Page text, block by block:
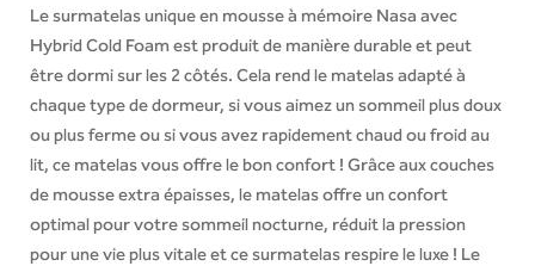
Le surmatelas unique en mousse à mémoire Nasa avec
Hybrid Cold Foam est produit de manière durable et peut
être dormi sur les 2 côtés. Cela rend le matelas adapté à
chaque type de dormeur, si vous aimez un sommeil plus doux
ou plus ferme ou si vous avez rapidement chaud ou froid au
lit, ce matelas vous offre le bon confort ! Grâce aux couches
de mousse extra épaisses, le matelas offre un confort
optimal pour votre sommeil nocturne, réduit la pression
pour une vie plus vitale et ce surmatelas respire le luxe ! Le